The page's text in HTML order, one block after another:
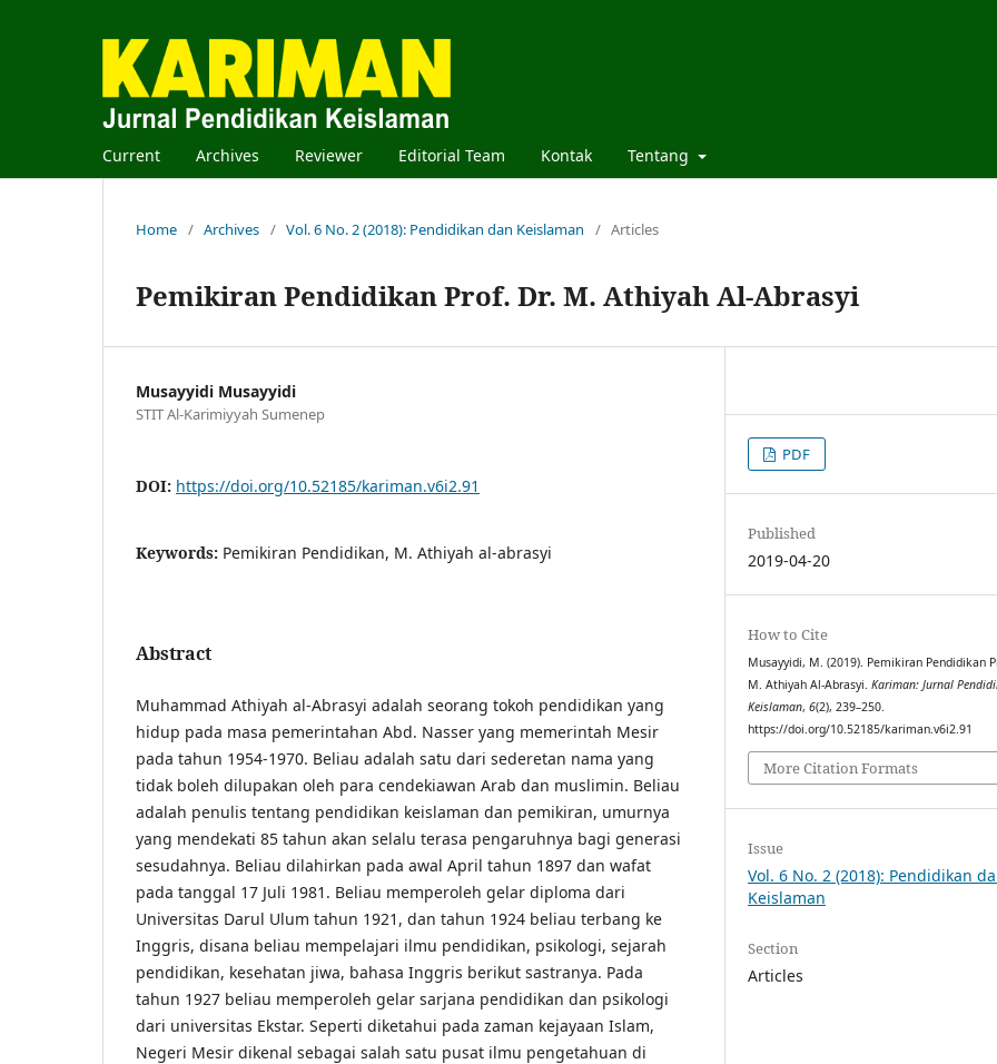
Current Archives Reviewer Editorial Team Kontak Tentang
Home / Archives / Vol. 6 No. 2 (2018): Pendidikan dan Keislaman / Articles
Pemikiran Pendidikan Prof. Dr. M. Athiyah Al-Abrasyi
Musayyidi Musayyidi
STIT Al-Karimiyyah Sumenep
DOI: https://doi.org/10.52185/kariman.v6i2.91
Keywords: Pemikiran Pendidikan, M. Athiyah al-abrasyi
Abstract
Muhammad Athiyah al-Abrasyi adalah seorang tokoh pendidikan yang
hidup pada masa pemerintahan Abd. Nasser yang memerintah Mesir
pada tahun 1954-1970. Beliau adalah satu dari sederetan nama yang
tidak boleh dilupakan oleh para cendekiawan Arab dan muslimin. Beliau
adalah penulis tentang pendidikan keislaman dan pemikiran, umurnya
yang mendekati 85 tahun akan selalu terasa pengaruhnya bagi generasi
sesudahnya. Beliau dilahirkan pada awal April tahun 1897 dan wafat
pada tanggal 17 Juli 1981. Beliau memperoleh gelar diploma dari
Universitas Darul Ulum tahun 1921, dan tahun 1924 beliau terbang ke
Inggris, disana beliau mempelajari ilmu pendidikan, psikologi, sejarah
pendidikan, kesehatan jiwa, bahasa Inggris berikut sastranya. Pada
tahun 1927 beliau memperoleh gelar sarjana pendidikan dan psikologi
dari universitas Ekstar. Seperti diketahui pada zaman kejayaan Islam,
Negeri Mesir dikenal sebagai salah satu pusat ilmu pengetahuan di
PDF
Published
2019-04-20
How to Cite
Musayyidi, M. (2019). Pemikiran Pendidikan
M. Athiyah Al-Abrasyi.Kariman: Jurnal
Keislaman,6(2), 239–250.
https://doi.org/10.52185/kariman.v6i2.91
More Citation Formats
Issue
Vol. 6 No. 2 (2018): Pendidikan
Keislaman
Section
Articles